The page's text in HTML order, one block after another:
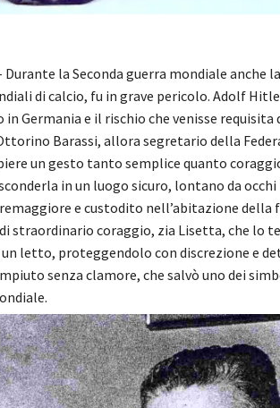
Durante la Seconda guerra mondiale anche
di calcio, fu in grave pericolo. Adolf
Germania e il rischio che venisse requisita
Barassi, allora segretario della
un gesto tanto semplice quanto
in un luogo sicuro, lontano da
e custodito nell’abitazione della
straordinario coraggio, zia Lisetta, che lo
letto, proteggendolo con discrezione e
senza clamore, che salvò uno dei